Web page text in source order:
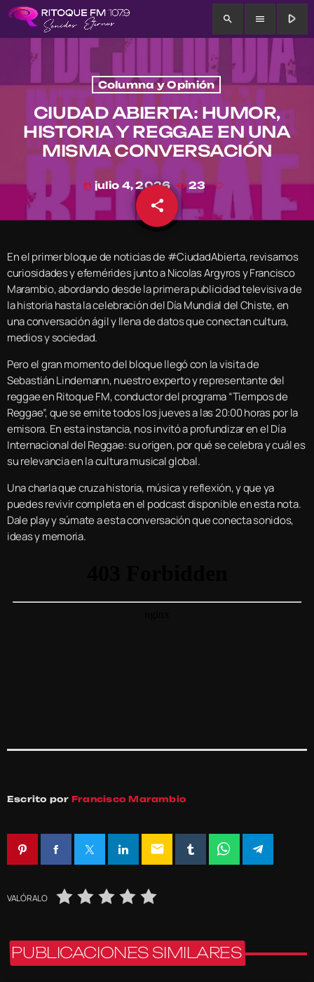
search menu play_arrow
Columna y Opinión
CIUDAD ABIERTA: HUMOR,
HISTORIA Y REGGAE EN UNA
MISMA CONVERSACIÓN
today julio 4, 2026 23
share
email
En el primer bloque de noticias de #CiudadAbierta, revisamos
curiosidades y efemérides junto a Nicolas Argyros y Francisco
Marambio, abordando desde la primera publicidad televisiva de
la historia hasta la celebración del Día Mundial del Chiste, en
una conversación ágil y llena de datos que conectan cultura,
medios y sociedad.
Pero el gran momento del bloque llegó con la visita de
Sebastián Lindemann, nuestro experto y representante del
reggae en Ritoque FM, conductor del programa “Tiempos de
Reggae”, que se emite todos los jueves a las 20:00 horas por la
emisora. En esta instancia, nos invitó a profundizar en el Día
Internacional del Reggae: su origen, por qué se celebra y cuál es
su relevancia en la cultura musical global.
Una charla que cruza historia, música y reflexión, y que ya
puedes revivir completa en el podcast disponible en esta nota.
Dale play y súmate a esta conversación que conecta sonidos,
ideas y memoria.
Escrito por Francisco Marambio
email
VALÓRALO
PUBLICACIONES SIMILARES